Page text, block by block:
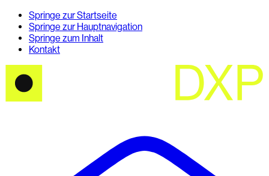
Springe zur Startseite
Springe zur Hauptnavigation
Springe zum Inhalt
Kontakt